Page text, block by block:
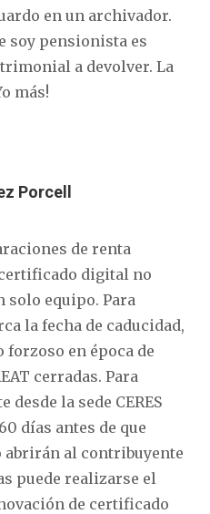
en un archivador.
soy pensionista es
a devolver. La
más!
Porcell
de renta
digital no
solo equipo. Para
la fecha de caducidad,
en época de
cerradas. Para
la sede CERES
días antes de que
abrirán al contribuyente
puede realizarse el
de certificado